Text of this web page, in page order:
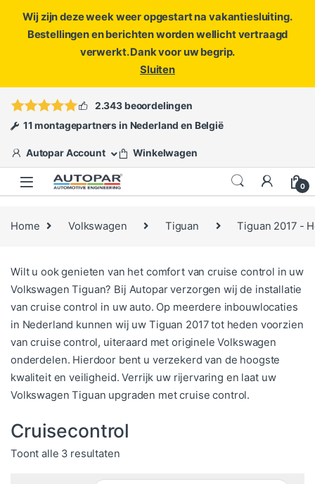
Wij zijn deze week weer opgestart na vakantiesluiting.
Bestellingen en berichten worden wellicht vertraagd
verwerkt. Dank voor uw begrip.
Sluiten
ofopen een ticket
2.343 beoordelingen
11 montagepartners in Nederland en België
Autopar Account Winkelwagen
0
Home Volkswagen Tiguan Tiguan 2017 -
Wilt u ook genieten van het comfort van cruise control in uw
Volkswagen Tiguan? Bij Autopar verzorgen wij de installatie
van cruise control in uw auto. Op meerdere inbouwlocaties
in Nederland kunnen wij uw Tiguan 2017 tot heden voorzien
van cruise control, uiteraard met originele Volkswagen
onderdelen. Hierdoor bent u verzekerd van de hoogste
kwaliteit en veiligheid. Verrijk uw rijervaring en laat uw
Volkswagen Tiguan upgraden met cruise control.
Cruisecontrol
Toont alle 3 resultatenGesorteerd op populariteit